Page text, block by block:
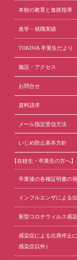
本校の教育と進路指導
進学・就職実績
TOKIWA 卒業生だより
施設・アクセス
お問合せ
資料請求
メール指定受信方法
いじめ防止基本方針
【在校生・卒業生の方へ】
卒業後の各種証明書の
インフルエンザによる
新型コロナウィルス感
感染症による出席停止
感染症以外）